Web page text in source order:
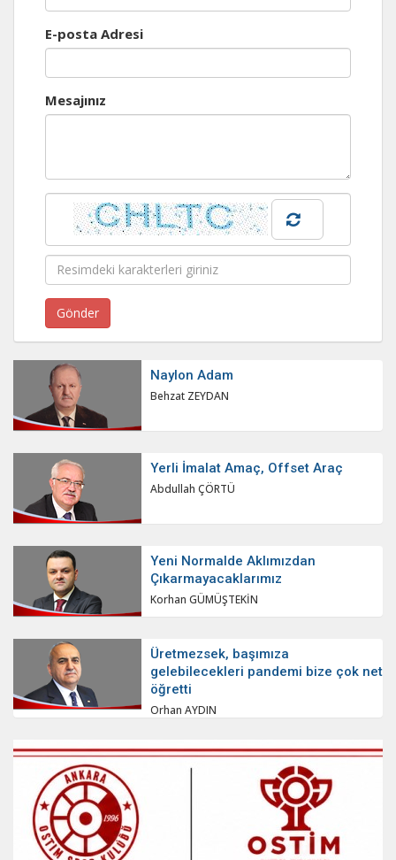
E-posta Adresi
Mesajınız
Naylon Adam
Behzat ZEYDAN
Yerli İmalat Amaç, Offset Araç
Abdullah ÇÖRTÜ
Yeni Normalde Aklımızdan
Çıkarmayacaklarımız
Korhan GÜMÜŞTEKİN
Üretmezsek, başımıza
gelebilecekleri pandemi bize çok net
öğretti
Orhan AYDIN